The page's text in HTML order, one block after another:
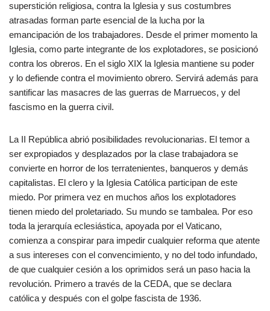
superstición religiosa, contra la Iglesia y sus costumbres
atrasadas forman parte esencial de la lucha por la
emancipación de los trabajadores. Desde el primer momento la
Iglesia, como parte integrante de los explotadores, se posicionó
contra los obreros. En el siglo XIX la Iglesia mantiene su poder
y lo defiende contra el movimiento obrero. Servirá además para
santificar las masacres de las guerras de Marruecos, y del
fascismo en la guerra civil.
La II República abrió posibilidades revolucionarias. El temor a
ser expropiados y desplazados por la clase trabajadora se
convierte en horror de los terratenientes, banqueros y demás
capitalistas. El clero y la Iglesia Católica participan de este
miedo. Por primera vez en muchos años los explotadores
tienen miedo del proletariado. Su mundo se tambalea. Por eso
toda la jerarquía eclesiástica, apoyada por el Vaticano,
comienza a conspirar para impedir cualquier reforma que atente
a sus intereses con el convencimiento, y no del todo infundado,
de que cualquier cesión a los oprimidos será un paso hacia la
revolución. Primero a través de la CEDA, que se declara
católica y después con el golpe fascista de 1936.